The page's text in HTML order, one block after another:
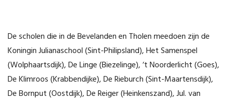
De scholen die in de Bevelanden en Tholen meedoen zijn de
Koningin Julianaschool (Sint-Philipsland), Het Samenspel
(Wolphaartsdijk), De Linge (Biezelinge), ‘t Noorderlicht (Goes),
De Klimroos (Krabbendijke), De Rieburch (Sint-Maartensdijk),
De Bornput (Oostdijk), De Reiger (Heinkenszand), Jul. van